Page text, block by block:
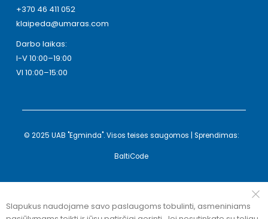
+370 46 411 052
klaipeda@umaras.com
Darbo laikas:
I-V 10:00–19:00
VI 10:00–15:00
© 2025 UAB "Egminda". Visos teisės saugomos | Sprendimas:
BaltiCode
Slapukus naudojame savo paslaugoms tobulinti, asmeniniams